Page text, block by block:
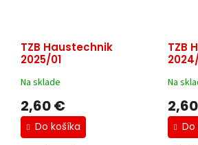
TZB Haustechnik
2025/01
Na sklade
2,60 €
Do košíka
TZB
Na
Do